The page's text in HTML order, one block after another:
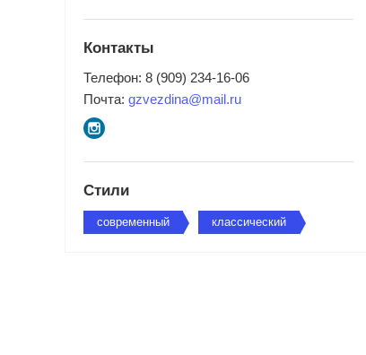
Свет для детской
Технический свет
Электроустановка
Контакты
Телефон: 8 (909) 234-16-06
Почта: gzvezdina@mail.ru
Стили
современный классический